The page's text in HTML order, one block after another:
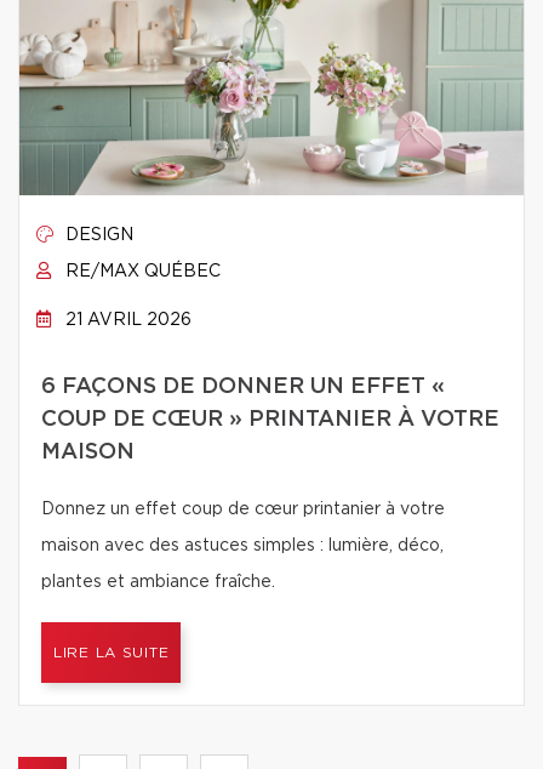
DESIGN
RE/MAX QUÉBEC
21 AVRIL 2026
6 FAÇONS DE DONNER UN EFFET «
COUP DE CŒUR » PRINTANIER À VOTRE
MAISON
Donnez un effet coup de cœur printanier à votre
maison avec des astuces simples : lumière, déco,
plantes et ambiance fraîche.
LIRE LA SUITE